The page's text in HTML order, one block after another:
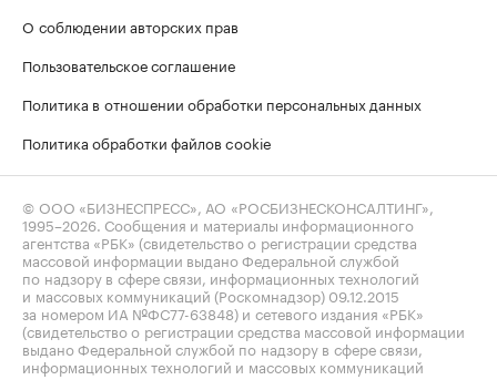
О соблюдении авторских прав
Пользовательское соглашение
Политика в отношении обработки персональных данных
Политика обработки файлов cookie
© ООО «БИЗНЕСПРЕСС», АО «РОСБИЗНЕСКОНСАЛТИНГ»,
1995–2026. Сообщения и материалы информационного
агентства «РБК» (свидетельство о регистрации средства
массовой информации выдано Федеральной службой
по надзору в сфере связи, информационных технологий
и массовых коммуникаций (Роскомнадзор) 09.12.2015
за номером ИА №ФС77-63848) и сетевого издания «РБК»
(свидетельство о регистрации средства массовой информации
выдано Федеральной службой по надзору в сфере связи,
информационных технологий и массовых коммуникаций